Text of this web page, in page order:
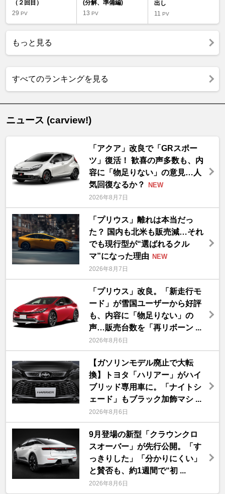
（２回目）
29 PV
(分解、準備編)
13PV
出し
11 PV
もっと見る
すべてのランキングを見る
ニュース (carview!)
「アクア」改良で「GRスポー
ツ」復活！ 歓喜の声多数も、内
容に「物足りない」の意見…人
気回復なるか？ NEW
2026年8月7日
「プリウス」離れは本当だっ
た？ 国内も北米も販売減…それ
でも現行型が“選ばれるクル
マ”になった理由 NEW
2026年8月7日
「プリウス」改良。「新走行モ
ード」が雪国ユーザーから好評
も、内容に「物足りない」の
声…販売台数を「再リボーン ...
2026年8月6日
【ガソリンモデル廃止で大転
換】トヨタ「ハリアー」がハイ
ブリッド専用車に。「ナイトシ
ェード」もブラック加飾マシ ...
2026年8月6日
9月登場の新型「クラウンクロ
スオーバー」が先行公開。「す
っきりした」「分かりにくい」
と賛否も、約1週間で“初 ...
2026年8月6日